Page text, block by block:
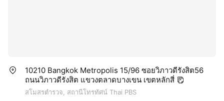
10210 Bangkok Metropolis 15/96 ซอยวิภาวดีรังสิต56
ถนนวิภาวดีรังสิต แขวงตลาดบางเขน เขตหลักสี่
สโมสรตำรวจ, สถานีโทรทัศน์ Thai PBS